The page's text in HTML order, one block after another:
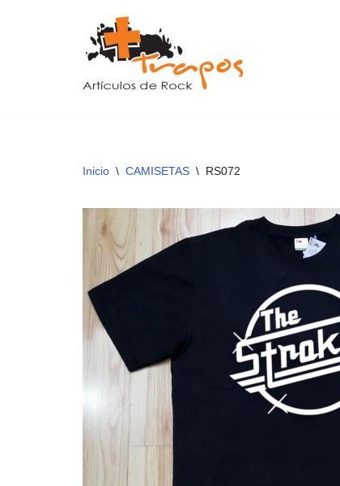
Inicio \ CAMISETAS \ RS072